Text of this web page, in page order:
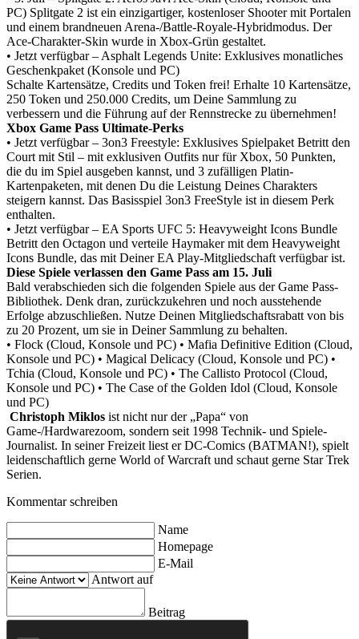
PC) Splitgate 2 ist ein einzigartiger, kostenloser Shooter mit Portalen
und einem brandneuen Arena-/Battle-Royale-Hybridmodus. Der
Ace-Charakter-Skin wurde in Xbox-Grün gestaltet.
• Jetzt verfügbar – Asphalt Legends Unite: Exklusives monatliches
Geschenkpaket (Konsole und PC)
Schalte Kartensätze, Credits und Token frei! Erhalte 10 Kartensätze,
250 Token und 250.000 Credits, um Deine Sammlung zu
verbessern und die Führung auf der Rennstrecke zu übernehmen!
Xbox Game Pass Ultimate-Perks
• Jetzt verfügbar – 3on3 Freestyle: Exklusives Spielpaket Betritt den
Court mit Stil – mit exklusiven Outfits nur für Xbox, 50 Punkten,
die du im Spiel ausgeben kannst, und 3 zufälligen Platin-
Kartenpaketen, mit denen Du die Leistung Deines Charakters
steigern kannst. Das Basisspiel 3on3 FreeStyle ist in diesem Perk
enthalten.
• Jetzt verfügbar – EA Sports UFC 5: Heavyweight Icons Bundle
Betritt den Octagon und verteile Haymaker mit dem Heavyweight
Icons Bundle, das mit Deiner EA Play-Mitgliedschaft verfügbar ist.
Diese Spiele verlassen den Game Pass am 15. Juli
Bald verabschieden sich die folgenden Spiele aus der Game Pass-
Bibliothek. Denk dran, zurückzukehren und noch ausstehende
Erfolge abzuschließen. Nutze Deinen Mitgliedschaftsrabatt von bis
zu 20 Prozent, um sie in Deiner Sammlung zu behalten.
• Flock (Cloud, Konsole und PC) • Mafia Definitive Edition (Cloud,
Konsole und PC) • Magical Delicacy (Cloud, Konsole und PC) •
Tchia (Cloud, Konsole und PC) • The Callisto Protocol (Cloud,
Konsole und PC) • The Case of the Golden Idol (Cloud, Konsole
und PC)
Christoph Miklos ist nicht nur der „Papa“ von
Game-/Hardwarezoom, sondern seit 1998 Technik- und Spiele-
Journalist. In seiner Freizeit liest er DC-Comics (BATMAN!), spielt
leidenschaftlich gerne World of Warcraft und schaut gerne Star Trek
Serien.
Kommentar schreiben
Name
Homepage
E-Mail
Antwort auf
Beitrag